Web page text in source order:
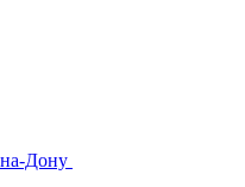
на-Дону